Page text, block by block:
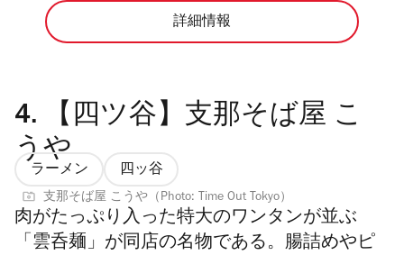
詳細情報
4. 【四ツ谷】支那そば屋 こ
うや
ラーメン 四ッ谷
支那そば屋 こうや（Photo: Time Out Tokyo）
肉がたっぷり入った特大のワンタンが並ぶ
「雲呑麺」が同店の名物である。腸詰めやピ